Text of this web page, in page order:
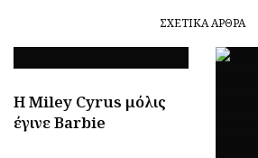
ΣΧΕΤΙΚΆ ΆΡΘΡΑ
H Miley Cyrus μόλις
έγινε Barbie